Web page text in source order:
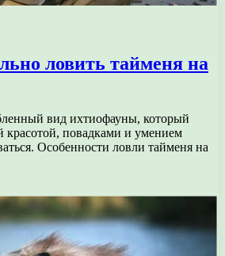
ловить тайменя на
вид ихтиофауны, который
красотой, повадками и умением
Особенности ловли тайменя на